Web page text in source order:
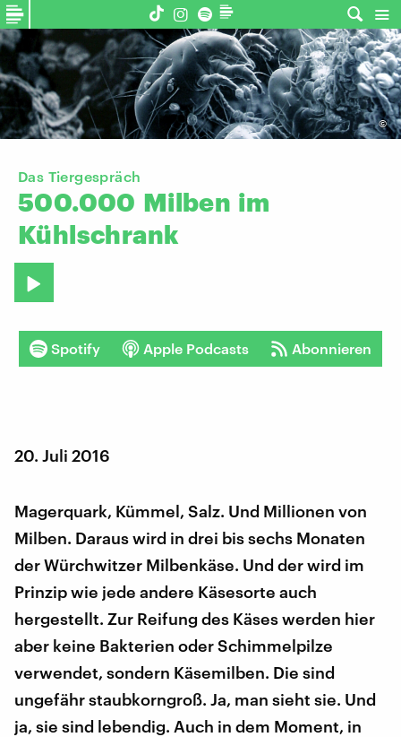
©
Das Tiergespräch
500.000 Milben im
Kühlschrank
Spotify Apple Podcasts Abonnieren
20. Juli 2016
Magerquark, Kümmel, Salz. Und Millionen von
Milben. Daraus wird in drei bis sechs Monaten
der Würchwitzer Milbenkäse. Und der wird im
Prinzip wie jede andere Käsesorte auch
hergestellt. Zur Reifung des Käses werden hier
aber keine Bakterien oder Schimmelpilze
verwendet, sondern Käsemilben. Die sind
ungefähr staubkorngroß. Ja, man sieht sie. Und
ja, sie sind lebendig. Auch in dem Moment, in